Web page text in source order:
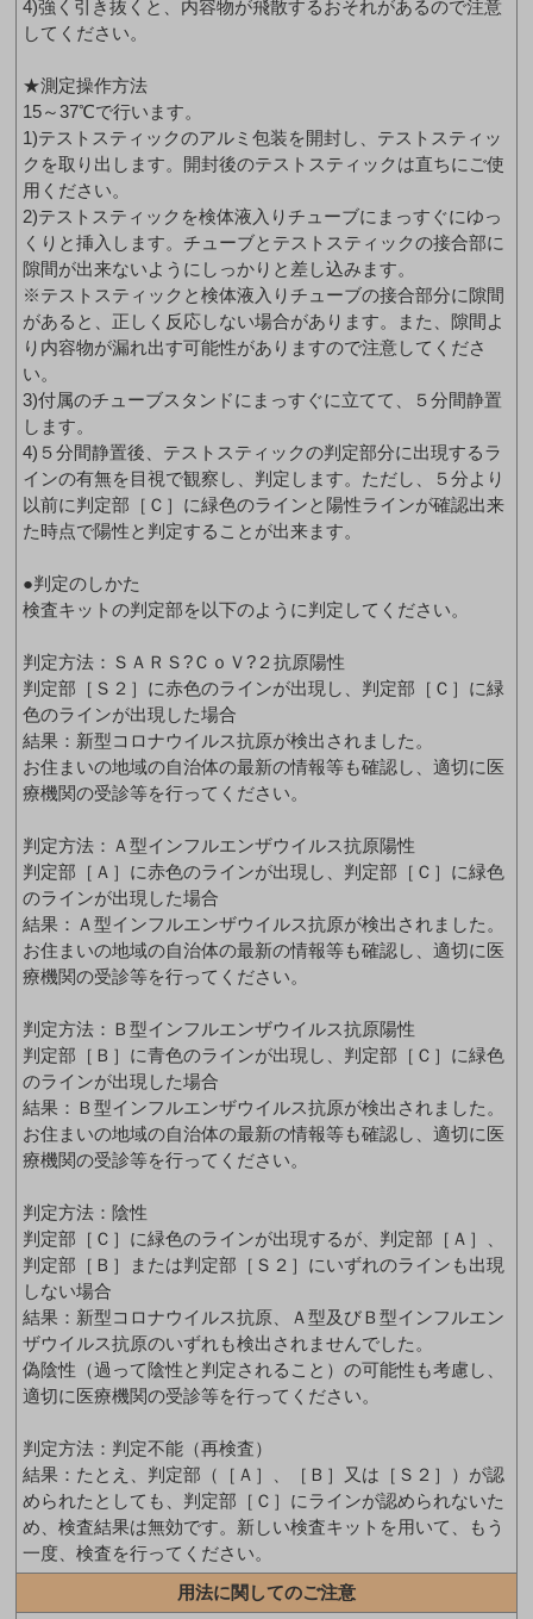
4)強く引き抜くと、内容物が飛散するおそれがあるので注意
してください。
★測定操作方法
15～37℃で行います。
1)テストスティックのアルミ包装を開封し、テストスティッ
クを取り出します。開封後のテストスティックは直ちにご使
用ください。
2)テストスティックを検体液入りチューブにまっすぐにゆっ
くりと挿入します。チューブとテストスティックの接合部に
隙間が出来ないようにしっかりと差し込みます。
※テストスティックと検体液入りチューブの接合部分に隙間
があると、正しく反応しない場合があります。また、隙間よ
り内容物が漏れ出す可能性がありますので注意してくださ
い。
3)付属のチューブスタンドにまっすぐに立てて、５分間静置
します。
4)５分間静置後、テストスティックの判定部分に出現するラ
インの有無を目視で観察し、判定します。ただし、５分より
以前に判定部［Ｃ］に緑色のラインと陽性ラインが確認出来
た時点で陽性と判定することが出来ます。
●判定のしかた
検査キットの判定部を以下のように判定してください。
判定方法：ＳＡＲＳ?ＣｏＶ?２抗原陽性
判定部［Ｓ２］に赤色のラインが出現し、判定部［Ｃ］に緑
色のラインが出現した場合
結果：新型コロナウイルス抗原が検出されました。
お住まいの地域の自治体の最新の情報等も確認し、適切に医
療機関の受診等を行ってください。
判定方法：Ａ型インフルエンザウイルス抗原陽性
判定部［Ａ］に赤色のラインが出現し、判定部［Ｃ］に緑色
のラインが出現した場合
結果：Ａ型インフルエンザウイルス抗原が検出されました。
お住まいの地域の自治体の最新の情報等も確認し、適切に医
療機関の受診等を行ってください。
判定方法：Ｂ型インフルエンザウイルス抗原陽性
判定部［Ｂ］に青色のラインが出現し、判定部［Ｃ］に緑色
のラインが出現した場合
結果：Ｂ型インフルエンザウイルス抗原が検出されました。
お住まいの地域の自治体の最新の情報等も確認し、適切に医
療機関の受診等を行ってください。
判定方法：陰性
判定部［Ｃ］に緑色のラインが出現するが、判定部［Ａ］、
判定部［Ｂ］または判定部［Ｓ２］にいずれのラインも出現
しない場合
結果：新型コロナウイルス抗原、Ａ型及びＢ型インフルエン
ザウイルス抗原のいずれも検出されませんでした。
偽陰性（過って陰性と判定されること）の可能性も考慮し、
適切に医療機関の受診等を行ってください。
判定方法：判定不能（再検査）
結果：たとえ、判定部（［Ａ］、［Ｂ］又は［Ｓ２］）が認
められたとしても、判定部［Ｃ］にラインが認められないた
め、検査結果は無効です。新しい検査キットを用いて、もう
一度、検査を行ってください。
用法に関してのご注意